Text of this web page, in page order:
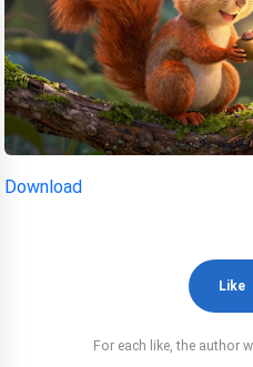
Download
Like
For each like, the author